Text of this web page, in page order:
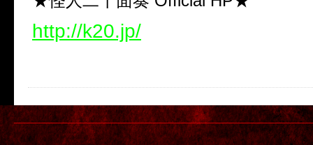
http://k20.jp/